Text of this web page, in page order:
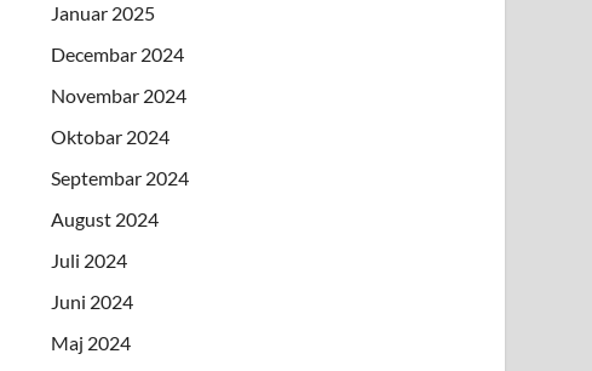
Januar 2025
Decembar 2024
Novembar 2024
Oktobar 2024
Septembar 2024
August 2024
Juli 2024
Juni 2024
Maj 2024